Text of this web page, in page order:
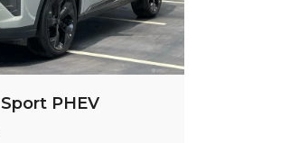
PHEV